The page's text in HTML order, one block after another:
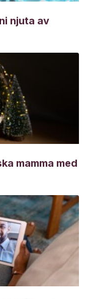
njuta av
mamma med